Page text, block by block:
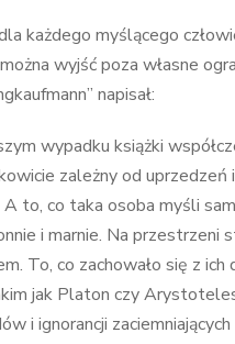
każdego myślącego
wyjść poza własne
napisał:
wypadku książki
zależny od
to, co taka osoba myśli
i marnie. Na
To, co zachowało się z
jak Platon czy
i ignorancji